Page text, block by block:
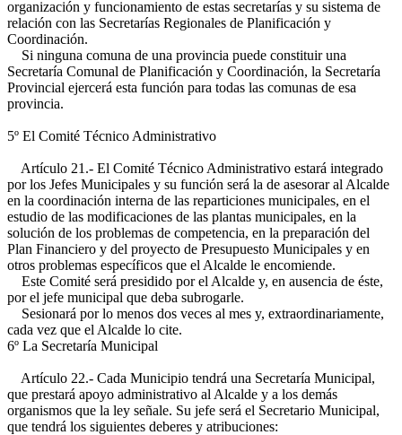
organización y funcionamiento de estas secretarías y su sistema de
relación con las Secretarías Regionales de Planificación y
Coordinación.
Si ninguna comuna de una provincia puede constituir una
Secretaría Comunal de Planificación y Coordinación, la Secretaría
Provincial ejercerá esta función para todas las comunas de esa
provincia.
5º El Comité Técnico Administrativo
Artículo 21.- El Comité Técnico Administrativo estará integrado
por los Jefes Municipales y su función será la de asesorar al Alcalde
en la coordinación interna de las reparticiones municipales, en el
estudio de las modificaciones de las plantas municipales, en la
solución de los problemas de competencia, en la preparación del
Plan Financiero y del proyecto de Presupuesto Municipales y en
otros problemas específicos que el Alcalde le encomiende.
Este Comité será presidido por el Alcalde y, en ausencia de éste,
por el jefe municipal que deba subrogarle.
Sesionará por lo menos dos veces al mes y, extraordinariamente,
cada vez que el Alcalde lo cite.
6º La Secretaría Municipal
Artículo 22.- Cada Municipio tendrá una Secretaría Municipal,
que prestará apoyo administrativo al Alcalde y a los demás
organismos que la ley señale. Su jefe será el Secretario Municipal,
que tendrá los siguientes deberes y atribuciones: